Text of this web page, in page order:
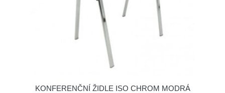
KONFERENČNÍ ŽIDLE ISO CHROM MODRÁ